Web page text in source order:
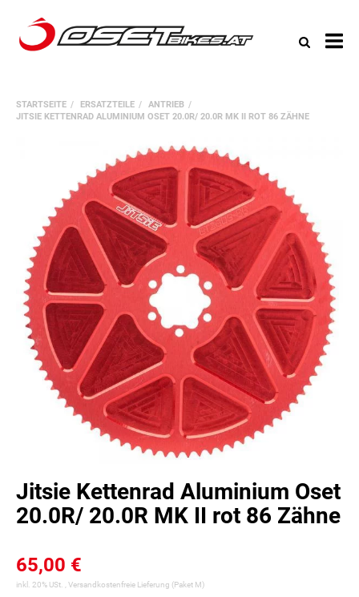
STARTSEITE ERSATZTEILE
ANTRIEB
JITSIE KETTENRAD ALUMINIUM OSET 20.0R/ 20.0R MK II ROT 86 ZÄHNE
Jitsie Kettenrad Aluminium Oset
20.0R/ 20.0R MK II rot 86 Zähne
65,00 €
inkl. 20% USt. , Versandkostenfreie Lieferung (Paket M)